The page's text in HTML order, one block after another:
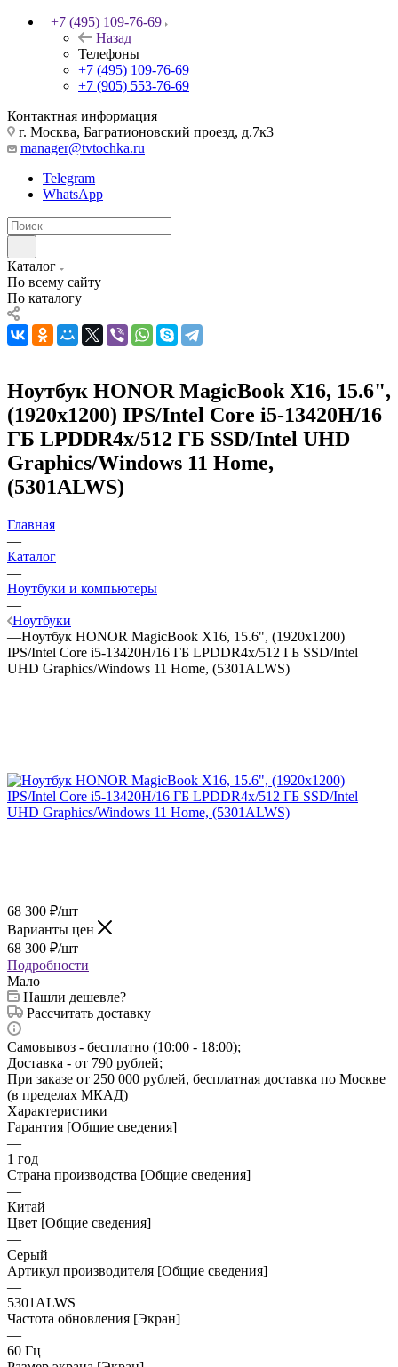
+7 (495) 109-76-69
Назад
Телефоны
+7 (495) 109-76-69
+7 (905) 553-76-69
Контактная информация
г. Москва, Багратионовский проезд, д.7к3
manager@tvtochka.ru
Telegram
WhatsApp
Каталог
По всему сайту
По каталогу
Ноутбук HONOR MagicBook X16, 15.6",
(1920x1200) IPS/Intel Core i5-13420H/16
ГБ LPDDR4x/512 ГБ SSD/Intel UHD
Graphics/Windows 11 Home,
(5301ALWS)
Главная
—
Каталог
—
Ноутбуки и компьютеры
—
Ноутбуки
—Ноутбук HONOR MagicBook X16, 15.6", (1920x1200)
IPS/Intel Core i5-13420H/16 ГБ LPDDR4x/512 ГБ SSD/Intel
UHD Graphics/Windows 11 Home, (5301ALWS)
68 300 ₽/шт
Варианты цен
68 300 ₽/шт
Подробности
Мало
Нашли дешевле?
Рассчитать доставку
Самовывоз - бесплатно (10:00 - 18:00);
Доставка - от 790 рублей;
При заказе от 250 000 рублей, бесплатная доставка по Москве
(в пределах МКАД)
Характеристики
Гарантия [Общие сведения]
—
1 год
Страна производства [Общие сведения]
—
Китай
Цвет [Общие сведения]
—
Серый
Артикул производителя [Общие сведения]
—
5301ALWS
Частота обновления [Экран]
—
60 Гц